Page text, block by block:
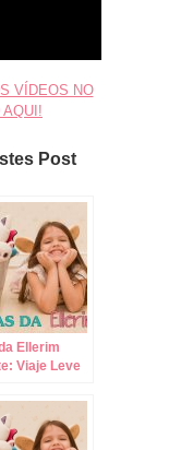
VÍDEOS NO
AQUI!
Post
Ellerim
Viaje Leve
com Malas